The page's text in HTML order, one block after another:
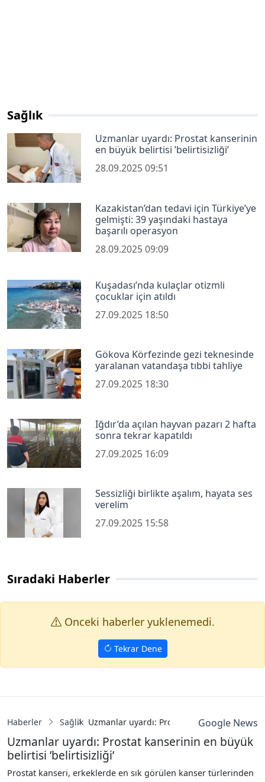
Sağlık
Uzmanlar uyardı: Prostat kanserinin
en büyük belirtisi ’belirtisizliği’
28.09.2025 09:51
Kazakistan’dan tedavi için Türkiye’ye
gelmişti: 39 yaşındaki hastaya
başarılı operasyon
28.09.2025 09:09
Kuşadası’nda kulaçlar otizmli
çocuklar için atıldı
27.09.2025 18:50
Gökova Körfezinde gezi teknesinde
yaralanan vatandaşa tıbbi tahliye
27.09.2025 18:30
Iğdır’da açılan hayvan pazarı 2 hafta
sonra tekrar kapatıldı
27.09.2025 16:09
Sessizliği birlikte aşalım, hayata ses
verelim
27.09.2025 15:58
Sıradaki Haberler
Onceki haberler yuklenemedi.
Tekrar Dene
Haberler Sağlık Uzmanlar uyardı: Prostat kanserinin en
Google News
Uzmanlar uyardı: Prostat kanserinin en büyük
belirtisi ’belirtisizliği’
Prostat kanseri, erkeklerde en sık görülen kanser türlerinden